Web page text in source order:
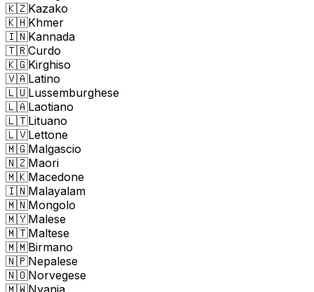
🇰🇿Kazako
🇰🇭Khmer
🇮🇳Kannada
🇹🇷Curdo
🇰🇬Kirghiso
🇻🇦Latino
🇱🇺Lussemburghese
🇱🇦Laotiano
🇱🇹Lituano
🇱🇻Lettone
🇲🇬Malgascio
🇳🇿Maori
🇲🇰Macedone
🇮🇳Malayalam
🇲🇳Mongolo
🇲🇾Malese
🇲🇹Maltese
🇲🇲Birmano
🇳🇵Nepalese
🇳🇴Norvegese
🇲🇼Nyanja